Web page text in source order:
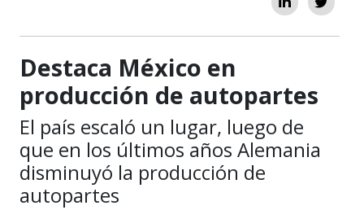
Destaca México en
producción de autopartes
El país escaló un lugar, luego de
que en los últimos años Alemania
disminuyó la producción de
autopartes